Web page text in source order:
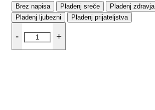
Brez napisa Pladenj sreče Pladenj zdravja
Pladenj ljubezni
Pladenj prijateljstva
-
pladenj
z
+